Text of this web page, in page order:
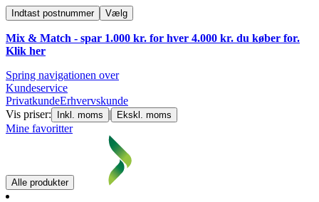
Indtast postnummer Vælg
Mix & Match - spar 1.000 kr. for hver 4.000 kr. du køber for.
Klik her
Spring navigationen over
Kundeservice
PrivatkundeErhvervskunde
Vis priser:
Inkl. moms | Ekskl. moms
Mine favoritter
Alle produkter